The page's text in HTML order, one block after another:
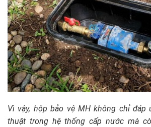
Vì vậy, hộp bảo vệ MH không chỉ đáp
thuật trong hệ thống cấp nước mà